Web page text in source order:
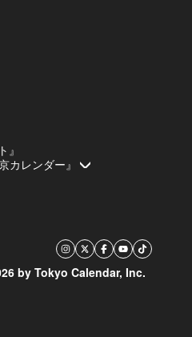
』
カレンダー』
by Tokyo Calendar, Inc.